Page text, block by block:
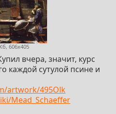
606x405
вчера, значит, курс
каждой сутулой псине и
artwork/495Olk
Mead_Schaeffer